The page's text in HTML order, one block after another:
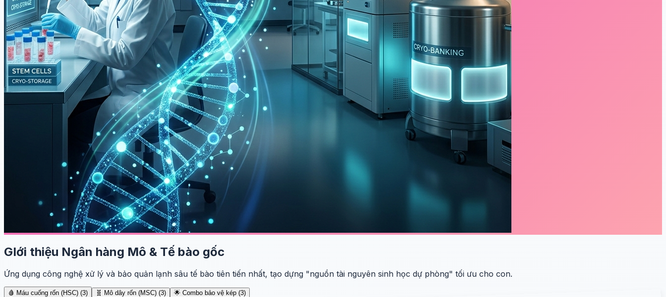
GIới thiệu Ngân hàng Mô & Tế bào gốc
Ứng dụng công nghệ xử lý và bảo quản lạnh sâu tế bào tiên tiến nhất, tạo dựng "nguồn tài nguyên sinh học dự phòng" tối ưu cho con.
🩸 Máu cuống rốn (HSC) (3) 🧬 Mô dây rốn (MSC) (3) 🌟 Combo bảo vệ kép (3)